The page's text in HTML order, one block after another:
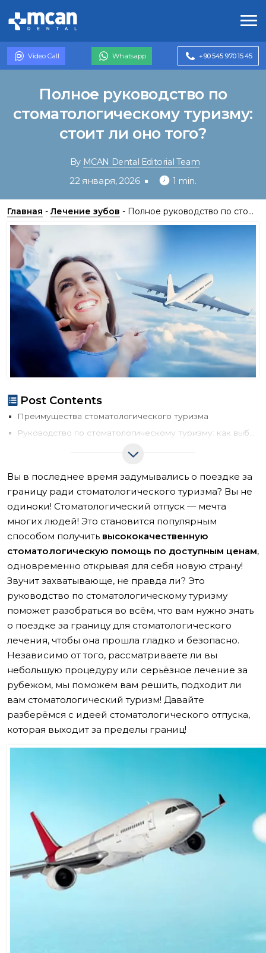
Video Call Whatsapp +90 545 970 15 45
Полное руководство по
стоматологическому туризму:
стоит ли оно того?
By MCAN Dental Editorial Team
22 января, 2026 1 min.
Главная -Лечение зубов - Полное руководство по стоматологическому туризму: стоит ли оно того?
Post Contents
Преимущества стоматологического туризма
Руководство по стоматологическому туризму: как выбрать направление
1- Безопасность и нормативы
3- Опыт и компетенции стоматологов
5- Экономическая целесообразность
Подготовка к вашему стоматологическому отпуску
Вы в последнее время задумывались о поездке за
границу ради стоматологического туризма? Вы не
одиноки! Стоматологический отпуск — мечта
многих людей! Это становится популярным
способом получить высококачественную
стоматологическую помощь по доступным ценам,
одновременно открывая для себя новую страну!
Звучит захватывающе, не правда ли? Это
руководство по стоматологическому туризму
поможет разобраться во всём, что вам нужно знать
о поездке за границу для стоматологического
лечения, чтобы она прошла гладко и безопасно.
Независимо от того, рассматриваете ли вы
небольшую процедуру или серьёзное лечение за
рубежом, мы поможем вам решить, подходит ли
вам стоматологический туризм! Давайте
разберёмся с идеей стоматологического отпуска,
которая выходит за пределы границ!